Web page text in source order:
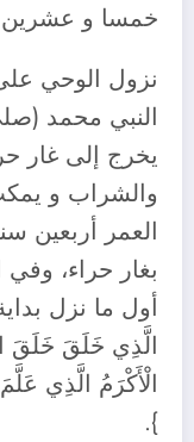
خمسا و
نزول الوحي
النبي محمد
يخرج إلى غار
والشراب و
العمر أربعين
بغار حراء،
أول ما نزل
الَّذِي خَلَقَ خَلَقَ
الْأَكْرَمُ الَّذِي
}.